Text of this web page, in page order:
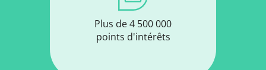
Plus de 4 500 000
points d'intérêts